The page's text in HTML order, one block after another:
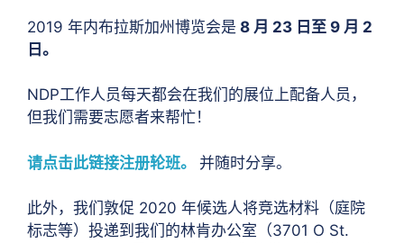
2019 年内布拉斯加州博览会是 8 月 23 日至 9 月 2
日。
NDP工作人员每天都会在我们的展位上配备人员，
但我们需要志愿者来帮忙！
请点击此链接注册轮班。 并随时分享。
此外，我们敦促 2020 年候选人将竞选材料（庭院
标志等）投递到我们的林肯办公室（3701 O St.